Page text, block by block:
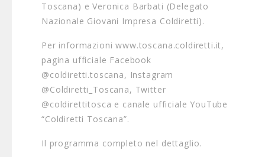
Toscana) e Veronica Barbati (Delegato
Nazionale Giovani Impresa Coldiretti).
Per informazioni www.toscana.coldiretti.it,
pagina ufficiale Facebook
@coldiretti.toscana, Instagram
@Coldiretti_Toscana, Twitter
@coldirettitosca e canale ufficiale YouTube
“Coldiretti Toscana”.
Il programma completo nel dettaglio.